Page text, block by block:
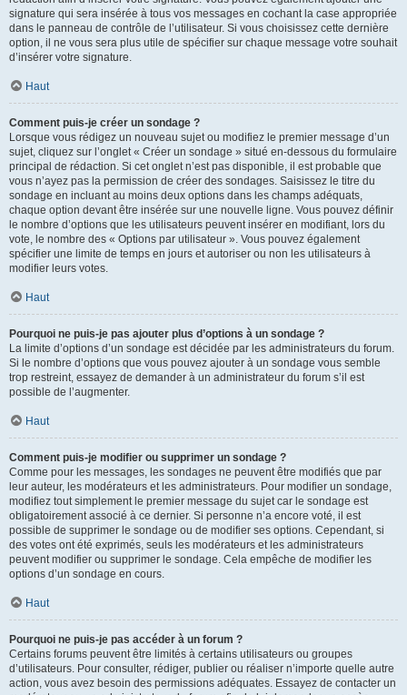
signature qui sera insérée à tous vos messages en cochant la case appropriée
dans le panneau de contrôle de l’utilisateur. Si vous choisissez cette dernière
option, il ne vous sera plus utile de spécifier sur chaque message votre souhait
d’insérer votre signature.
Haut
Comment puis-je créer un sondage ?
Lorsque vous rédigez un nouveau sujet ou modifiez le premier message d’un
sujet, cliquez sur l’onglet « Créer un sondage » situé en-dessous du formulaire
principal de rédaction. Si cet onglet n’est pas disponible, il est probable que
vous n’ayez pas la permission de créer des sondages. Saisissez le titre du
sondage en incluant au moins deux options dans les champs adéquats,
chaque option devant être insérée sur une nouvelle ligne. Vous pouvez définir
le nombre d’options que les utilisateurs peuvent insérer en modifiant, lors du
vote, le nombre des « Options par utilisateur ». Vous pouvez également
spécifier une limite de temps en jours et autoriser ou non les utilisateurs à
modifier leurs votes.
Haut
Pourquoi ne puis-je pas ajouter plus d’options à un sondage ?
La limite d’options d’un sondage est décidée par les administrateurs du forum.
Si le nombre d’options que vous pouvez ajouter à un sondage vous semble
trop restreint, essayez de demander à un administrateur du forum s’il est
possible de l’augmenter.
Haut
Comment puis-je modifier ou supprimer un sondage ?
Comme pour les messages, les sondages ne peuvent être modifiés que par
leur auteur, les modérateurs et les administrateurs. Pour modifier un sondage,
modifiez tout simplement le premier message du sujet car le sondage est
obligatoirement associé à ce dernier. Si personne n’a encore voté, il est
possible de supprimer le sondage ou de modifier ses options. Cependant, si
des votes ont été exprimés, seuls les modérateurs et les administrateurs
peuvent modifier ou supprimer le sondage. Cela empêche de modifier les
options d’un sondage en cours.
Haut
Pourquoi ne puis-je pas accéder à un forum ?
Certains forums peuvent être limités à certains utilisateurs ou groupes
d’utilisateurs. Pour consulter, rédiger, publier ou réaliser n’importe quelle autre
action, vous avez besoin des permissions adéquates. Essayez de contacter un